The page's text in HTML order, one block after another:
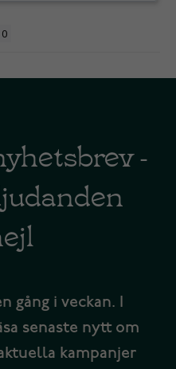
-
gång i veckan. I
senaste nytt om
kampanjer